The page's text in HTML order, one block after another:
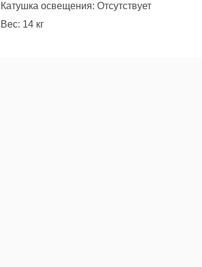
Катушка освещения: Отсутствует
Вес: 14 кг